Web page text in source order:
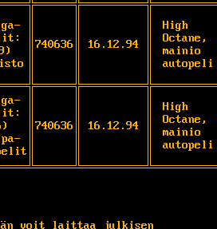
740636 16.12.94
High
Octane,
mainio
autopeli
740636 16.12.94
High
Octane,
mainio
autopeli
voit laittaa julkisen